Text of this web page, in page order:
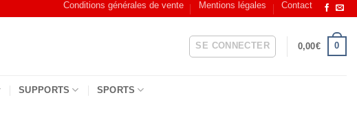
Conditions générales de vente Mentions légales Contact
SE CONNECTER 0,00€ 0
SUPPORTS SPORTS